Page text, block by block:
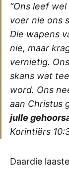
“Ons leef
voer nie ons
Die wapens
nie, maar
vernietig.
skans wat
word. Ons
aan Christus
julle
Korintiërs
Daardie